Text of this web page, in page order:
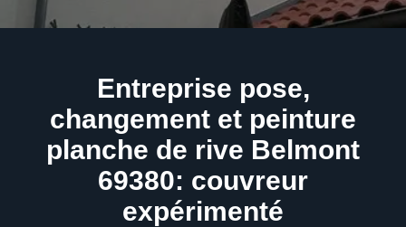
Entreprise pose,
changement et peinture
planche de rive Belmont
69380: couvreur
expérimenté